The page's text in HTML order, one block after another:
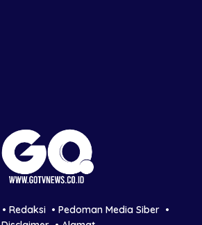
Redaksi
Pedoman Media Siber